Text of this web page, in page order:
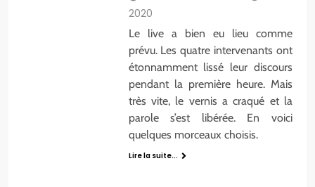
2020
Le live a bien eu lieu comme
prévu. Les quatre intervenants ont
étonnamment lissé leur discours
pendant la première heure. Mais
très vite, le vernis a craqué et la
parole s’est libérée. En voici
quelques morceaux choisis.
Lire la suite...